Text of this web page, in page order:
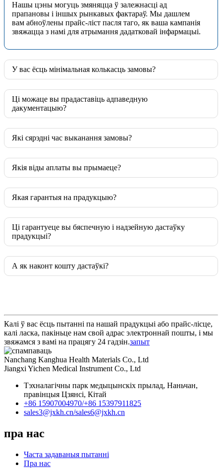
Нашы цэны могуць змяняцца ў залежнасці ад
прапановы і іншых рынкавых фактараў. Мы дашлем
вам абноўлены прайс-ліст пасля таго, як ваша кампанія
звяжацца з намі для атрымання дадатковай інфармацыі.
У вас ёсць мінімальная колькасць замовы?
Ці можаце вы прадаставіць адпаведную
дакументацыю?
Які сярэдні час выканання замовы?
Якія віды аплаты вы прымаеце?
Якая гарантыя на прадукцыю?
Ці гарантуеце вы бяспечную і надзейную дастаўку
прадукцыі?
А як наконт кошту дастаўкі?
Калі ў вас ёсць пытанні па нашай прадукцыі або прайс-лісце,
калі ласка, пакіньце нам свой адрас электроннай пошты, і мы
звяжамся з вамі на працягу 24 гадзін.запыт
Nanchang Kanghua Health Materials Co., Ltd
Jiangxi Yichen Medical Instrument Co., Ltd
Тэхналагічны парк медыцынскіх прылад, Наньчан,
правінцыя Цзянсі, Кітай
+86 15907004970/+86 15397911825
sales3@jxkh.cn/sales6@jxkh.cn
пра нас
Часта задаваныя пытанні
Пра нас